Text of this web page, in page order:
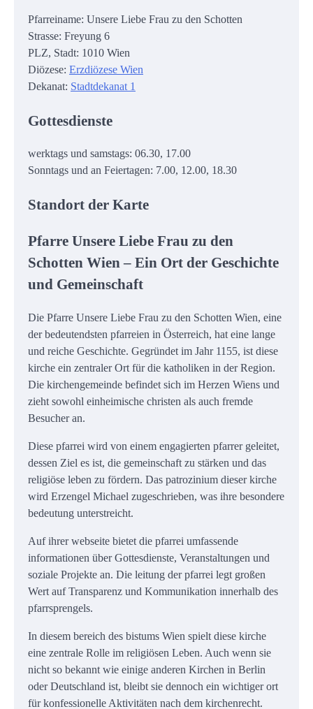
Pfarreiname: Unsere Liebe Frau zu den Schotten
Strasse: Freyung 6
PLZ, Stadt: 1010 Wien
Diözese: Erzdiözese Wien
Dekanat: Stadtdekanat 1
Gottesdienste
werktags und samstags: 06.30, 17.00
Sonntags und an Feiertagen: 7.00, 12.00, 18.30
Standort der Karte
Pfarre Unsere Liebe Frau zu den
Schotten Wien – Ein Ort der Geschichte
und Gemeinschaft
Die Pfarre Unsere Liebe Frau zu den Schotten Wien, eine
der bedeutendsten pfarreien in Österreich, hat eine lange
und reiche Geschichte. Gegründet im Jahr 1155, ist diese
kirche ein zentraler Ort für die katholiken in der Region.
Die kirchengemeinde befindet sich im Herzen Wiens und
zieht sowohl einheimische christen als auch fremde
Besucher an.
Diese pfarrei wird von einem engagierten pfarrer geleitet,
dessen Ziel es ist, die gemeinschaft zu stärken und das
religiöse leben zu fördern. Das patrozinium dieser kirche
wird Erzengel Michael zugeschrieben, was ihre besondere
bedeutung unterstreicht.
Auf ihrer webseite bietet die pfarrei umfassende
informationen über Gottesdienste, Veranstaltungen und
soziale Projekte an. Die leitung der pfarrei legt großen
Wert auf Transparenz und Kommunikation innerhalb des
pfarrsprengels.
In diesem bereich des bistums Wien spielt diese kirche
eine zentrale Rolle im religiösen Leben. Auch wenn sie
nicht so bekannt wie einige anderen Kirchen in Berlin
oder Deutschland ist, bleibt sie dennoch ein wichtiger ort
für konfessionelle Aktivitäten nach dem kirchenrecht.